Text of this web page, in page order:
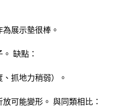
展示墊很棒。
缺點：
抓地力稍弱）。
可能變形。 與同類相比：